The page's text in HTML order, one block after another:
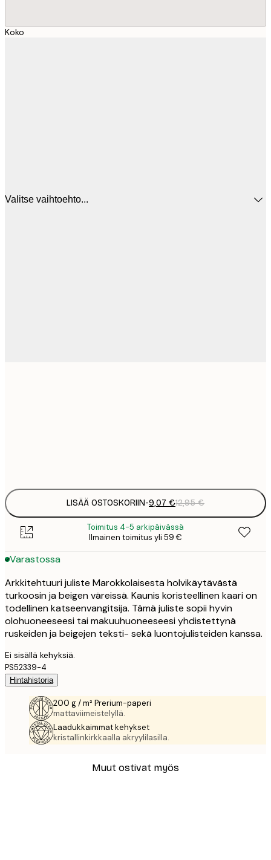
Koko
Valitse vaihtoehto...
LISÄÄ OSTOSKORIIN-9,07 €12,95 €
Toimitus 4-5 arkipäivässä
Ilmainen toimitus yli 59 €
Varastossa
Arkkitehtuuri juliste Marokkolaisesta holvikäytävästä
turkoosin ja beigen väreissä. Kaunis koristeellinen kaari on
todellinen katseenvangitsija. Tämä juliste sopii hyvin
olohuoneeseesi tai makuuhuoneeseesi yhdistettynä
ruskeiden ja beigejen teksti- sekä luontojulisteiden kanssa.
Ei sisällä kehyksiä.
PS52339-4
Hintahistoria
200 g / m² Prerium-paperi
mattaviimeistelyllä.
Laadukkaimmat kehykset
kristallinkirkkaalla akryylilasilla.
Muut ostivat myös